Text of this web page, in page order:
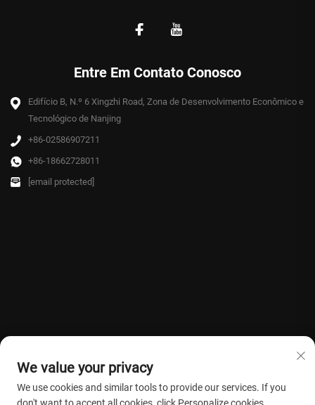
Entre Em Contato Conosco
Edifício B, N.º 6 Xingzhi Road, Zona de Desenvolvimento Econômico e
Tecnológico de Nanjing
+86-02586907211
+86-18662728011
[email protected]
We value your privacy
We use cookies and similar tools to provide our services. If you